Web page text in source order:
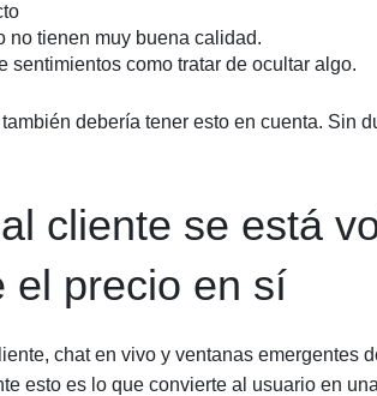
no tienen muy buena calidad.
sentimientos como tratar de ocultar algo.
debería tener esto en cuenta. Sin
cliente se está
el precio en sí
chat en vivo y ventanas emergentes
esto es lo que convierte al usuario en